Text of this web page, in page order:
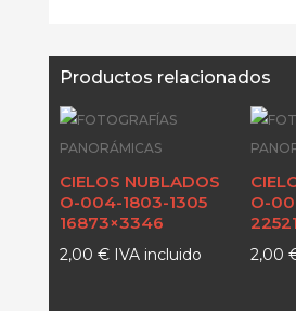
Productos relacionados
CIELOS NUBLADOS
O-004-1803-1305
16873×3346
2,00 € IVA incluido
O-
2,00